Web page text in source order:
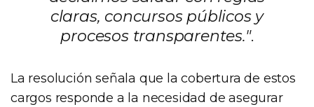
claras, concursos públicos y
procesos transparentes.".
La resolución señala que la cobertura de estos
cargos responde a la necesidad de asegurar